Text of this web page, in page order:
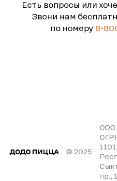
Есть вопросы или
Звони нам
по номеру 8-
© 2025
ООО
пр.,